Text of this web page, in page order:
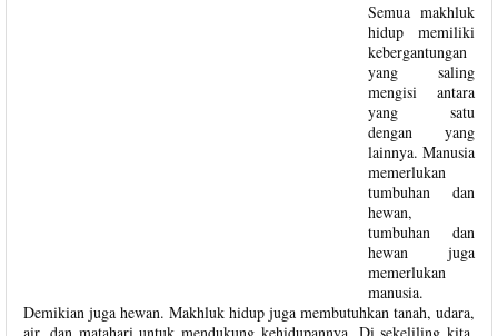
Semua makhluk
hidup memiliki
kebergantungan
yang saling
mengisi antara
yang satu
dengan yang
lainnya. Manusia
memerlukan
tumbuhan dan
hewan,
tumbuhan dan
hewan juga
memerlukan
manusia.
Demikian juga hewan. Makhluk hidup juga membutuhkan tanah, udara,